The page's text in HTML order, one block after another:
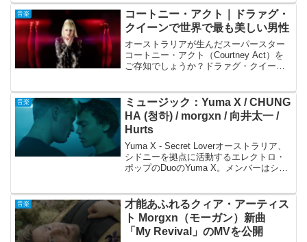
これまで5枚のアルバムをリリ...
音楽
コートニー・アクト｜ドラァグ・
クイーンで世界で最も美しい男性
オーストラリアが生んだスーパースター
コートニー・アクト（Courtney Act）を
ご存知でしょうか？ドラァグ・クイーン
ストラリア出身で、シンガー、エンター
テイナー、...
音楽
ミュージック：Yuma X / CHUNG
HA (청하) / morgxn / 向井太一 /
Hurts
Yuma X - Secret Loverオーストラリア、
シドニーを拠点に活動するエレクトロ・
ポップのDuoのYuma X。メンバーはシン
プロデューサーのJake ...
音楽
才能あふれるクィア・アーティス
ト Morgxn（モーガン）新曲
「My Revival」のMVを公開